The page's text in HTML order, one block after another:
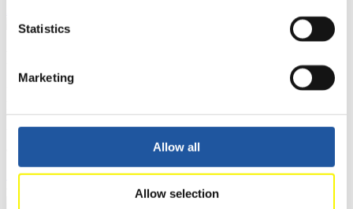
Statistics
Marketing
Allow all
Allow selection
Hier finden Sie Informationen für Presse- und Medienvertreter. Sie
Wettkämpfen. Außerdem können Sie Ihre Medienakkreditierung
beantragen, die Grundregeln des Rennrodelsports einsehen und
allgemeine Neuigkeiten einholen.
>> Weiter